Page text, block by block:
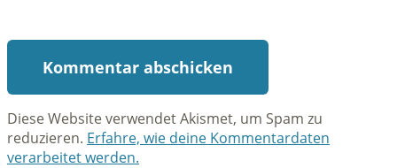
Diese Website verwendet Akismet, um Spam zu
reduzieren. Erfahre, wie deine Kommentardaten
verarbeitet werden.